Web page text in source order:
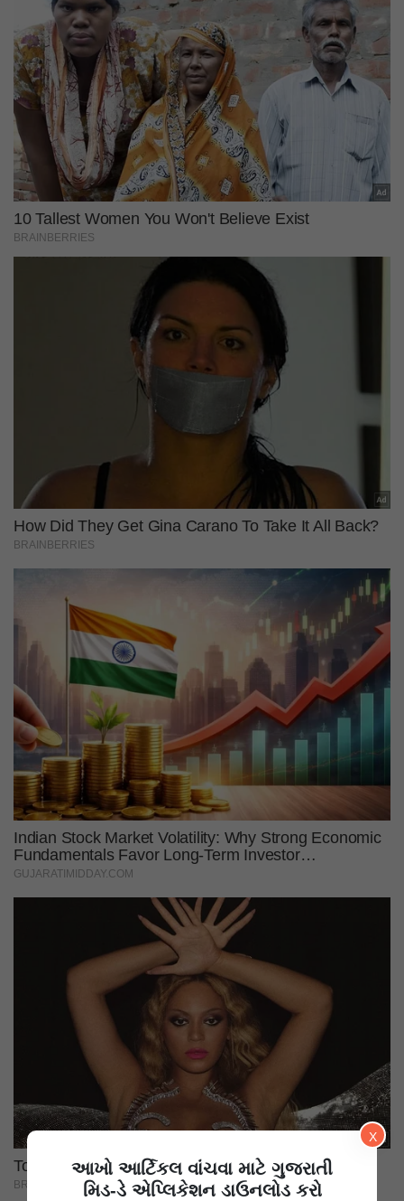
X
આખો આર્ટિકલ વાંચવા માટે ગુજરાતી
મિડ-ડે એપ્લિકેશન ડાઉનલોડ કરો